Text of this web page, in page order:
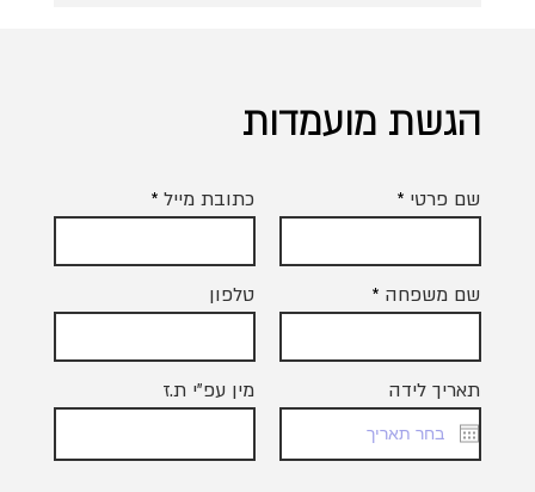
הגשת מועמדות
כתובת מייל
טלפון
מין עפ"י ת.ז
שם פרטי
שם משפחה
תאריך לידה